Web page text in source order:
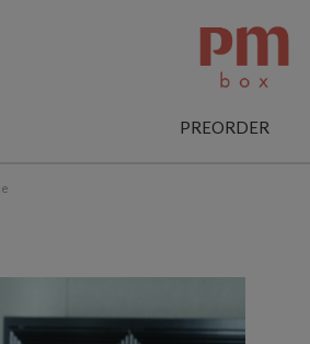
PREORDER